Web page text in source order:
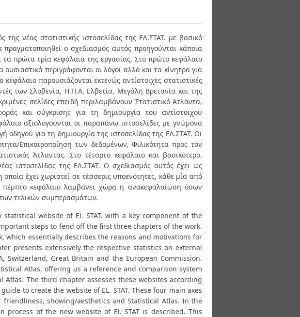
της νέας στατιστικής ιστοσελίδας της ΕΛ.ΣΤΑΤ. με βασικό
πραγματοποιηθεί ο σχεδιασμός αυτός προηγούνται κάποια
πρώτα τρία κεφάλαια της εργασίας. Στο πρώτο κεφάλαιο
περιγράφονται οι λόγοι αλλά και τα κίνητρα για
παρουσιάζονται εκτενώς αντίστοιχες στατιστικές
των Σλοβενία, Η.Π.Α, Ελβετία, Μεγάλη Βρετανία και της
σελίδες επειδή περιλαμβάνουν Στατιστικό Άτλαντα,
και σύγκρισης για τη δημιουργία του αντίστοιχου
αξιολογούνται οι παραπάνω ιστοσελίδες με γνώμονα
οδηγού για τη δημιουργία της ιστοσελίδας της ΕΛ.ΣΤΑΤ. Οι
Επικαιροποίηση των δεδομένων, Φιλικότητα προς τον
Άτλαντας. Στο τέταρτο κεφάλαιο και βασικότερο,
ιστοσελίδας της ΕΛ.ΣΤΑΤ. Ο σχεδιασμός αυτός έχει ως
έχει χωριστεί σε τέσσερις υποενότητες, κάθε μία από
πέμπτο κεφάλαιο λαμβάνει χώρα η ανακεφαλαίωση όσων
τελικών συμπερασμάτων.
website of El. STAT. with a key component of the
steps to fend off the first three chapters of the work.
essentially describes the reasons and motivations for
presents extensively the respective statistics on external
Switzerland, Great Britain and the European Commission.
Atlas, offering us a reference and comparison system
The third chapter assesses these websites according
to create the website of EL. STAT. These four main axes
showing/aesthetics and Statistical Atlas. In the
of the new website of El. STAT is described. This